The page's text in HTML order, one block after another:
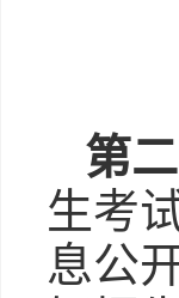
第
生考
息公